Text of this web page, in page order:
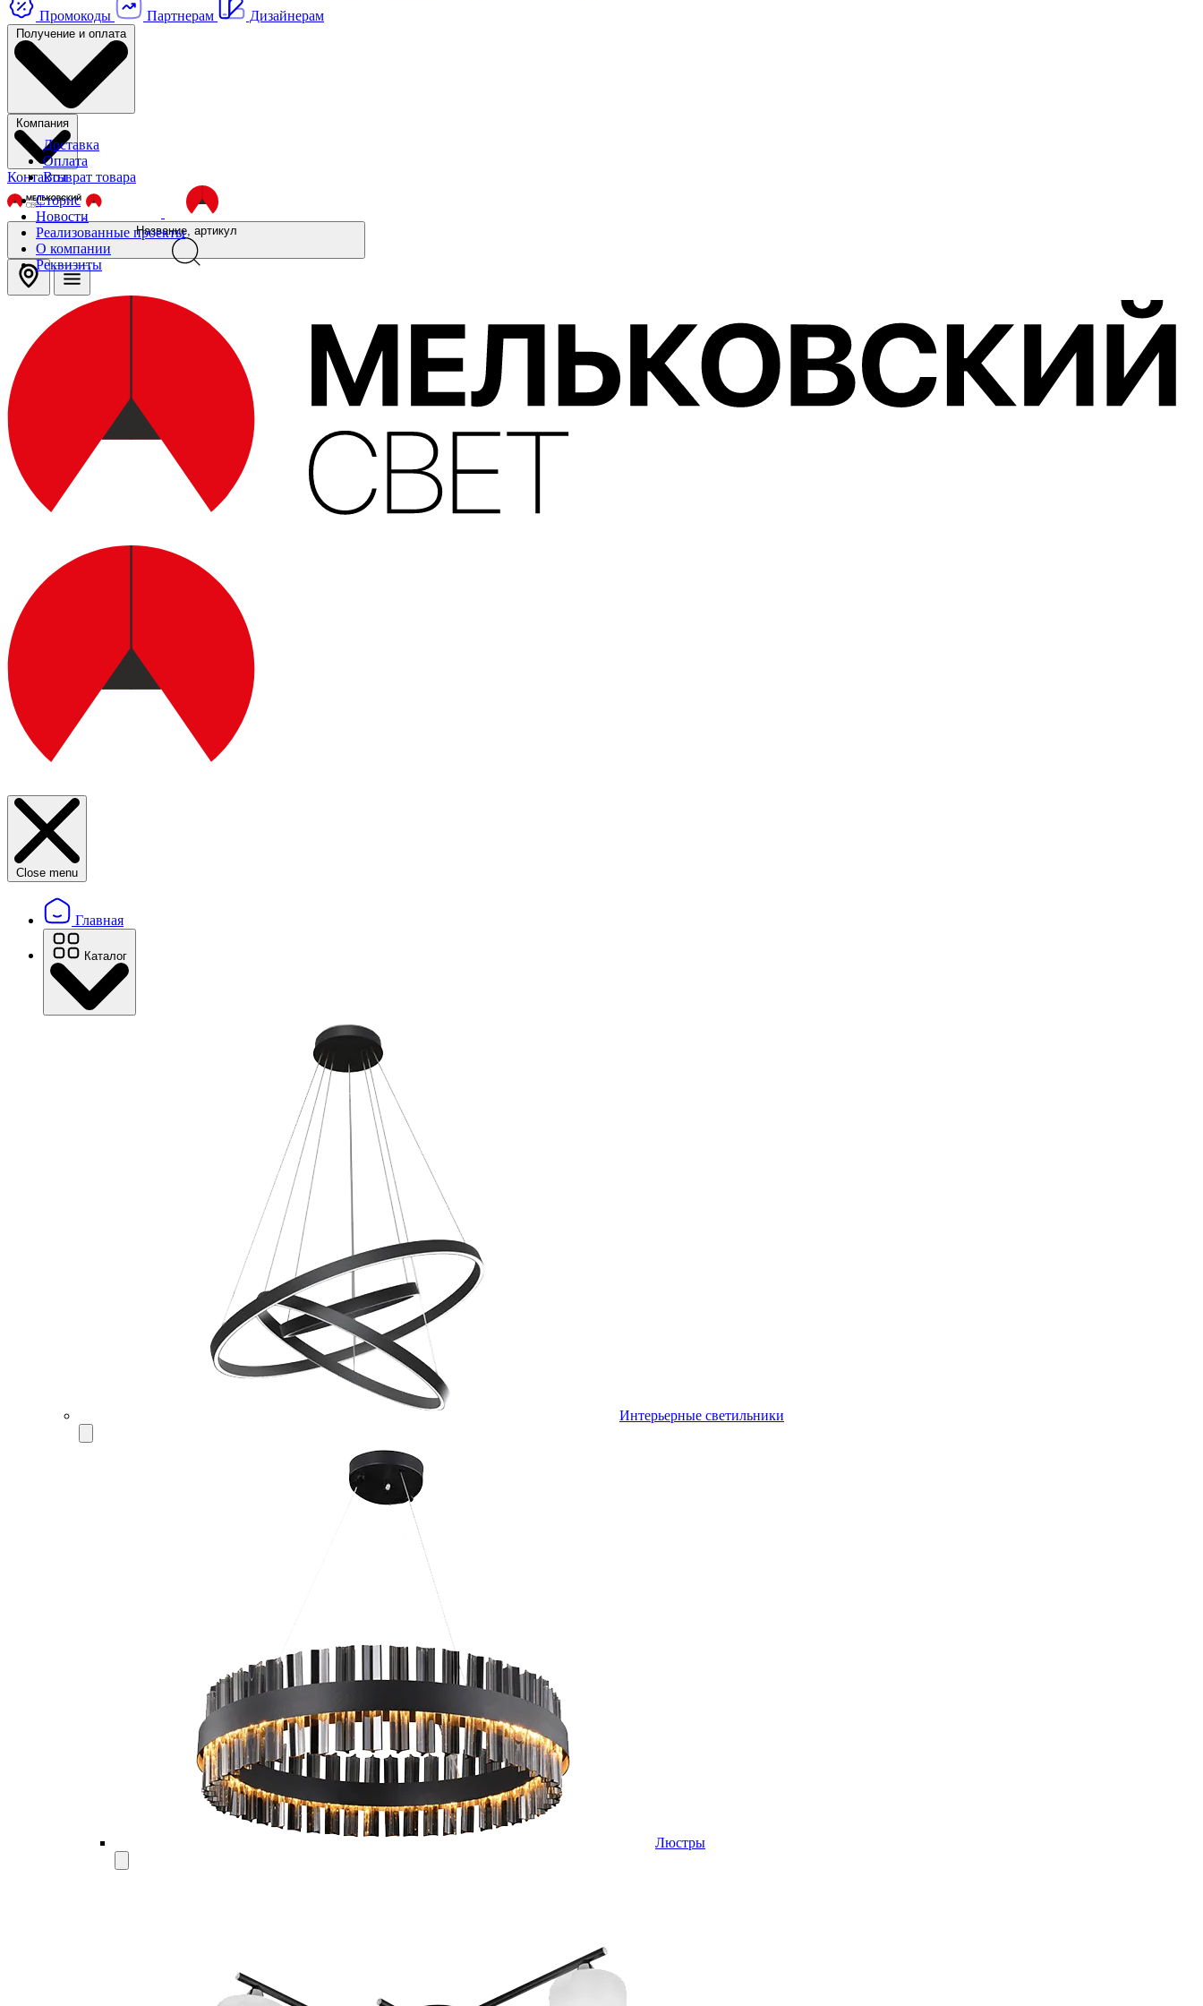
Промокоды Партнерам Дизайнерам
Получение и оплата
Доставка
Оплата
Возврат товара
Компания
Сторис
Новости
Реализованные проекты
О компании
Реквизиты
Контакты
Название, артикул
Close menu
Главная
Каталог
Интерьерные светильники
Люстры